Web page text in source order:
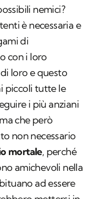
nemici?
è necessaria e
di
con i loro
loro e questo
piccoli tutte le
i più anziani
che però
non necessario
mortale, perché
amichevoli nella
ad essere